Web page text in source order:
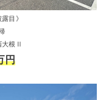
目》
大根Ⅱ
円